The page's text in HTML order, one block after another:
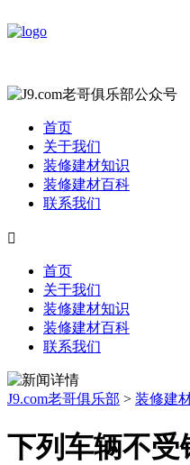
首页
关于我们
装修建材知识
装修建材百科
联系我们

首页
关于我们
装修建材知识
装修建材百科
联系我们
J9.com老哥俱乐部 > 装修建
下列车辆不受